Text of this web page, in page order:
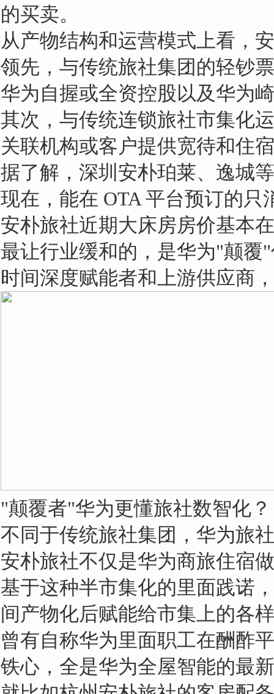
的买卖。
从产物结构和运营模式上看，
领先，与传统旅社集团的轻钞
华为自握或全资控股以及华为
其次，与传统连锁旅社市集化
关联机构或客户提供宽待和住
据了解，深圳安朴珀莱、逸城
现在，能在 OTA 平台预订的
安朴旅社近期大床房房价基本
最让行业缓和的，是华为"颠覆
时间深度赋能者和上游供应商
"颠覆者"华为更懂旅社数智化？
不同于传统旅社集团，华为旅
安朴旅社不仅是华为商旅住宿
基于这种半市集化的里面践诺
间产物化后赋能给市集上的各
曾有自称华为里面职工在酬酢
铁心，全是华为全屋智能的最